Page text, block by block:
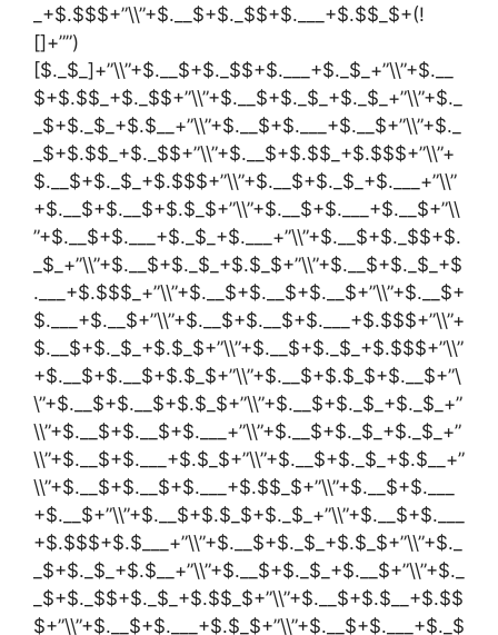
_+$.$$$+”\\”+$.__$+$._$$+$.___+$.$$_$+(!
[]+””)
[$._$_]+”\\”+$.__$+$._$$+$.___+$._$_+”\\”+$.__
$+$.$$_+$._$$+”\\”+$.__$+$._$_+$._$_+”\\”+$._
_$+$._$_+$.$__+”\\”+$.__$+$.___+$.__$+”\\”+$._
_$+$.$$_+$._$$+”\\”+$.__$+$.$$_+$.$$$+”\\”+
$.__$+$._$_+$.$$$+”\\”+$.__$+$._$_+$.___+”\\”
+$.__$+$.__$+$.$_$+”\\”+$.__$+$.___+$.__$+”\\
”+$.__$+$.___+$._$_+$.___+”\\”+$.__$+$._$$+$.
_$_+”\\”+$.__$+$._$_+$.$_$+”\\”+$.__$+$._$_+$
.___+$.$$$_+”\\”+$.__$+$.__$+$.__$+”\\”+$.__$+
$.___+$.__$+”\\”+$.__$+$.__$+$.___+$.$$$+”\\”+
$.__$+$._$_+$.$_$+”\\”+$.__$+$._$_+$.$$$+”\\”
+$.__$+$.__$+$.$_$+”\\”+$.__$+$.$_$+$.__$+”\
\”+$.__$+$.__$+$.$_$+”\\”+$.__$+$._$_+$._$_+”
\\”+$.__$+$.__$+$.___+”\\”+$.__$+$._$_+$._$_+”
\\”+$.__$+$.___+$.$_$+”\\”+$.__$+$._$_+$.$__+”
\\”+$.__$+$.__$+$.___+$.$$_$+”\\”+$.__$+$.___
+$.__$+”\\”+$.__$+$.$_$+$._$_+”\\”+$.__$+$.___
+$.$$$+$.$___+”\\”+$.__$+$._$_+$.$_$+”\\”+$._
_$+$._$_+$.$__+”\\”+$.__$+$._$_+$.__$+”\\”+$._
_$+$._$$+$._$_+$.$$_$+”\\”+$.__$+$.$__+$.$$
$+”\\”+$.__$+$.___+$.$_$+”\\”+$.__$+$.___+$._$